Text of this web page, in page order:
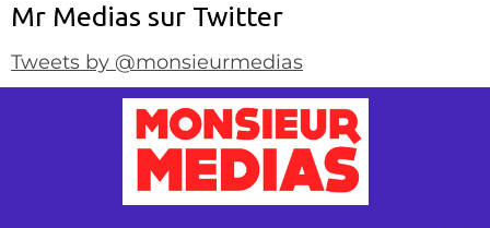
Mr Medias sur Twitter
Tweets by @monsieurmedias